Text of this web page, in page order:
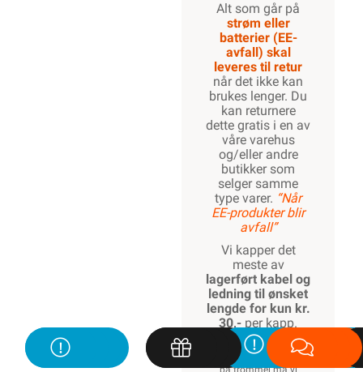
Alt som går på
strøm eller
batterier (EE-
avfall) skal
leveres til retur
når det ikke kan
brukes lenger. Du
kan returnere
dette gratis i en av
våre varehus
og/eller andre
butikker som
selger samme
type varer. “Når
EE-produkter blir
avfall”
Vi kapper det
meste av
lagerført kabel og
ledning til ønsket
lengde for kun kr.
30,- per kapp.
Kapping av ikke
lagerført spesialkabel
på trommel må vi